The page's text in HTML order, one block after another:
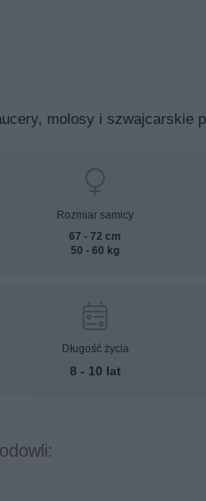
molosy i szwajcarskie
Rozmiar samicy
67 - 72 cm
50 - 60 kg
Długość życia
8 - 10 lat